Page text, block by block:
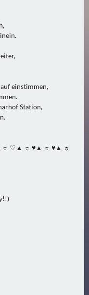
einstimmen,
Station,
♡▲ ☼ ♥▲ ☼ ♥▲ ☼